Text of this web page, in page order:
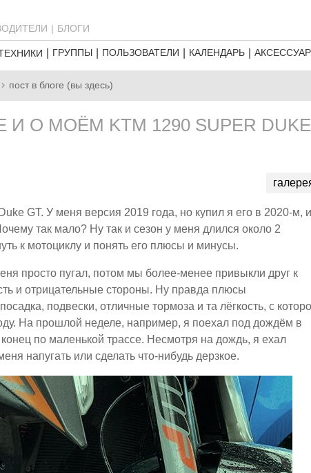
БЛОГИ
ГРУППЫ ПОЛЬЗОВАТЕЛИ КАЛЕНДАРЬ
пост в блоге (вы здесь)
МОЁМ KTM 1290 SUPER DUKE
GT. У меня версия 2019 года, но купил я его в 2020-м, и
так мало? Ну так и сезон у меня длился около 2
к мотоциклу и понять его плюсы и минусы.
просто пугал, потом мы более-менее привыкли друг к
и отрицательные стороны. Ну правда плюсы
подвески, отличные тормоза и та лёгкость, с
На прошлой неделе, например, я поехал под дождём в
по маленькой трассе. Несмотря на дождь, я ехал
напугать или сделать что-нибудь дерзкое.